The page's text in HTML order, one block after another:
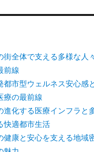
街全体で支える多様な人
前線
都市型ウェルネス安心感
療の最前線
進化する医療インフラと
快適都市生活
健康と安心を支える地域